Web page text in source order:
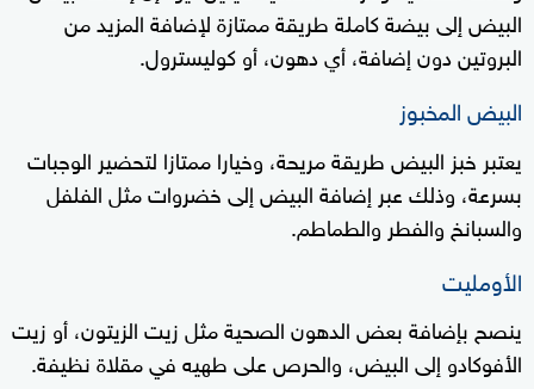
البيض إلى بيضة كاملة طريقة ممتازة لإضافة المزيد من
البروتين دون إضافة، أي دهون، أو كوليسترول.
البيض المخبوز
يعتبر خبز البيض طريقة مريحة، وخيارا ممتازا لتحضير الوجبات
بسرعة، وذلك عبر إضافة البيض إلى خضروات مثل الفلفل
والسبانخ والفطر والطماطم.
الأومليت
ينصح بإضافة بعض الدهون الصحية مثل زيت الزيتون، أو زيت
الأفوكادو إلى البيض، والحرص على طهيه في مقلاة نظيفة.